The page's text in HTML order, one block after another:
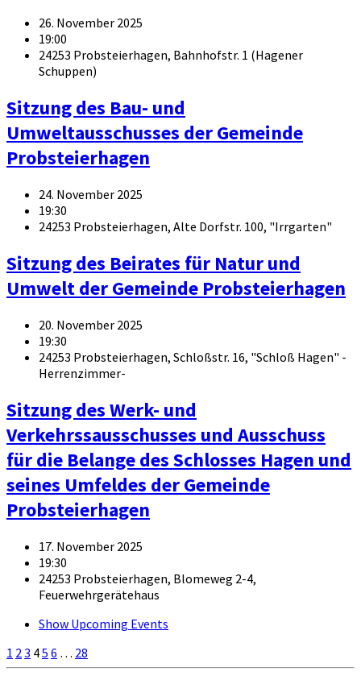
26. November 2025
19:00
24253 Probsteierhagen, Bahnhofstr. 1 (Hagener
Schuppen)
Sitzung des Bau- und
Umweltausschusses der Gemeinde
Probsteierhagen
24. November 2025
19:30
24253 Probsteierhagen, Alte Dorfstr. 100, "Irrgarten"
Sitzung des Beirates für Natur und
Umwelt der Gemeinde Probsteierhagen
20. November 2025
19:30
24253 Probsteierhagen, Schloßstr. 16, "Schloß Hagen" -
Herrenzimmer-
Sitzung des Werk- und
Verkehrssausschusses und Ausschuss
für die Belange des Schlosses Hagen und
seines Umfeldes der Gemeinde
Probsteierhagen
17. November 2025
19:30
24253 Probsteierhagen, Blomeweg 2-4,
Feuerwehrgerätehaus
Show Upcoming Events
Beitragsnavigation
1 23 45 6 … 28